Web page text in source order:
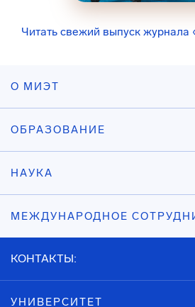
Читать свежий выпуск
О МИЭТ
ОБРАЗОВАНИЕ
НАУКА
МЕЖДУНАРОДНОЕ
КОНТАКТЫ:
УНИВЕРСИТЕТ